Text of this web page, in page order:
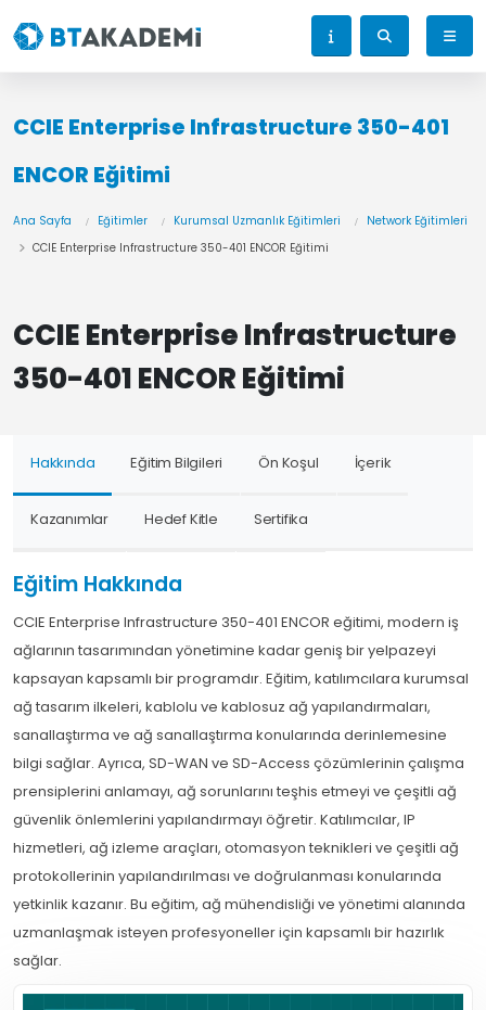
CCIE Enterprise Infrastructure 350-401
ENCOR Eğitimi
Ana Sayfa Eğitimler Kurumsal Uzmanlık Eğitimleri
Network Eğitimleri
CCIE Enterprise Infrastructure 350-401 ENCOR Eğitimi
CCIE Enterprise Infrastructure
350-401 ENCOR Eğitimi
Hakkında Eğitim Bilgileri Ön Koşul İçerik
Kazanımlar Hedef Kitle Sertifika
Eğitim Hakkında
CCIE Enterprise Infrastructure 350-401 ENCOR eğitimi, modern iş
ağlarının tasarımından yönetimine kadar geniş bir yelpazeyi
kapsayan kapsamlı bir programdır. Eğitim, katılımcılara kurumsal
ağ tasarım ilkeleri, kablolu ve kablosuz ağ yapılandırmaları,
sanallaştırma ve ağ sanallaştırma konularında derinlemesine
bilgi sağlar. Ayrıca, SD-WAN ve SD-Access çözümlerinin çalışma
prensiplerini anlamayı, ağ sorunlarını teşhis etmeyi ve çeşitli ağ
güvenlik önlemlerini yapılandırmayı öğretir. Katılımcılar, IP
hizmetleri, ağ izleme araçları, otomasyon teknikleri ve çeşitli ağ
protokollerinin yapılandırılması ve doğrulanması konularında
yetkinlik kazanır. Bu eğitim, ağ mühendisliği ve yönetimi alanında
uzmanlaşmak isteyen profesyoneller için kapsamlı bir hazırlık
sağlar.